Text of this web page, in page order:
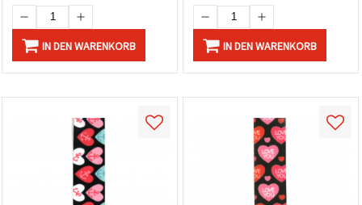
IN DEN WARENKORB IN DEN WARENKORB